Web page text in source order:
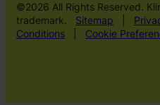
©2026 All Rights Reserved.
trademark.
Sitemap
Conditions
Cookie